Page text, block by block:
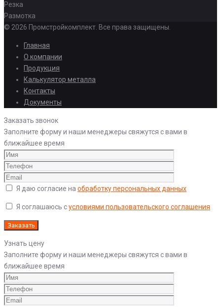
Резка
Размотка
© 2026 Промстройкомплект. Все права защищены.
Главная
О компании
Продукция
Калькулятор металла
Контакты
Документы
Заказать звонок
Заполните форму и наши менеджеры свяжутся с вами в
ближайшее время
Я даю согласие на обработку персональных данных
Я соглашаюсь сусловиями пользовательского соглашения
Узнать цену
Заполните форму и наши менеджеры свяжутся с вами в
ближайшее время